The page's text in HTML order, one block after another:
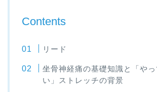
Contents
リード
坐骨神経痛の基礎知識と「や
い」ストレッチの背景